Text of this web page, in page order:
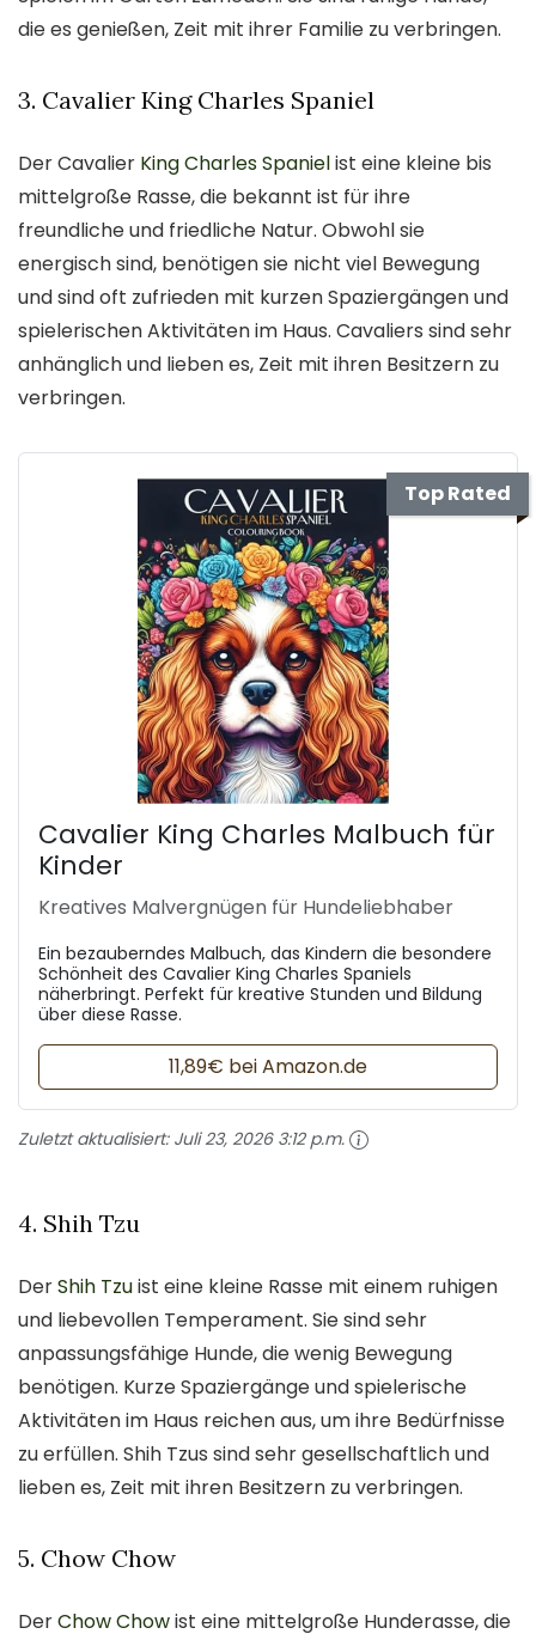
die es genießen, Zeit mit ihrer Familie zu verbringen.
3. Cavalier King Charles Spaniel
Der Cavalier King Charles Spanielist eine kleine bis
mittelgroße Rasse, die bekannt ist für ihre
freundliche und friedliche Natur. Obwohl sie
energisch sind, benötigen sie nicht viel Bewegung
und sind oft zufrieden mit kurzen Spaziergängen und
spielerischen Aktivitäten im Haus. Cavaliers sind sehr
anhänglich und lieben es, Zeit mit ihren Besitzern zu
verbringen.
Top Rated
Cavalier King Charles Malbuch für
Kinder
Kreatives Malvergnügen für Hundeliebhaber
Ein bezauberndes Malbuch, das Kindern die besondere
Schönheit des Cavalier King Charles Spaniels
näherbringt. Perfekt für kreative Stunden und Bildung
über diese Rasse.
11,89€ bei Amazon.de
Zuletzt aktualisiert: Juli 23, 2026 3:12 p.m.
4. Shih Tzu
DerShih Tzuist eine kleine Rasse mit einem ruhigen
und liebevollen Temperament. Sie sind sehr
anpassungsfähige Hunde, die wenig Bewegung
benötigen. Kurze Spaziergänge und spielerische
Aktivitäten im Haus reichen aus, um ihre Bedürfnisse
zu erfüllen. Shih Tzus sind sehr gesellschaftlich und
lieben es, Zeit mit ihren Besitzern zu verbringen.
5. Chow Chow
DerChow Chowist eine mittelgroße Hunderasse, die